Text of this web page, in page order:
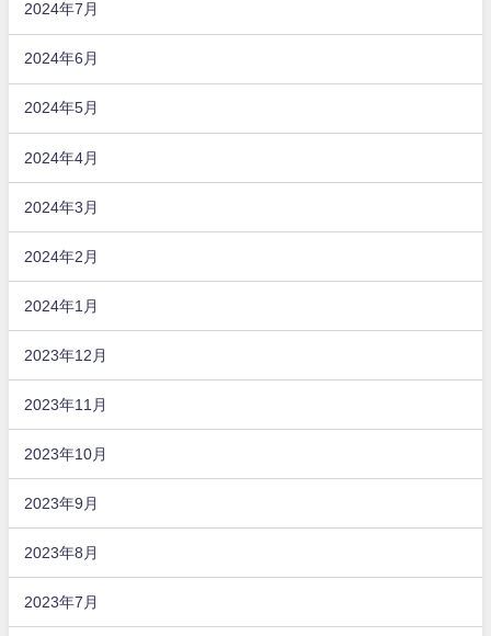
2024年7月
2024年6月
2024年5月
2024年4月
2024年3月
2024年2月
2024年1月
2023年12月
2023年11月
2023年10月
2023年9月
2023年8月
2023年7月